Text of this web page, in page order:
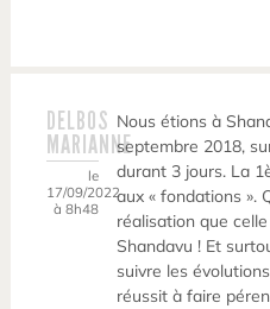
DELBOS
MARIANNE
le
17/09/2022
à 8h48
Nous étions à
septembre 2018,
durant 3 jours. La
aux « fondations ».
réalisation que
Shandavu ! Et
suivre les
réussit à faire